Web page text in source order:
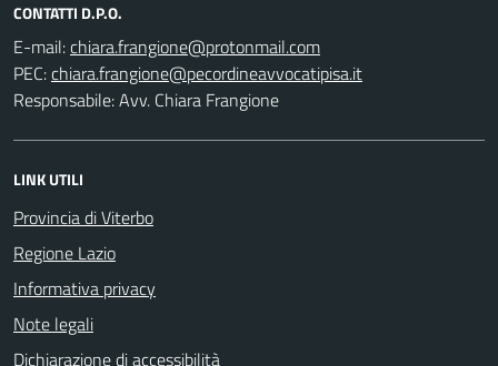
CONTATTI D.P.O.
E-mail:
PEC:
Responsabile: Avv. Chiara Frangione
LINK UTILI
Provincia di Viterbo
Regione Lazio
Informativa privacy
Note legali
Dichiarazione di accessibilità